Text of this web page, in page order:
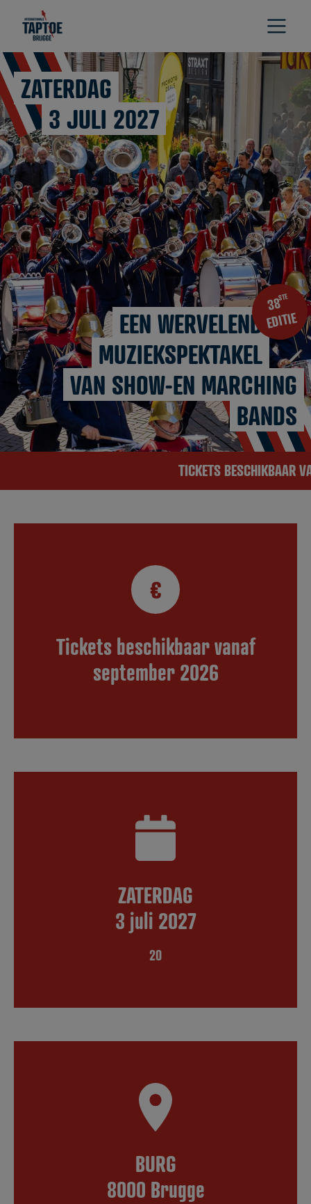
ZATERDAG
3 JULI 2027
EEN WERVELEND
MUZIEKSPEKTAKEL
VAN SHOW-EN MARCHING
BANDS
38STE
EDITIE
TICKETS BESCHIKBAAR
€
Tickets beschikbaar vanaf
september 2026
ZATERDAG
3 juli 2027
20
BURG
8000 Brugge